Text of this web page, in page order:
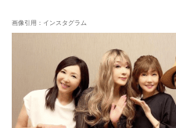
画像引用：インスタグラム